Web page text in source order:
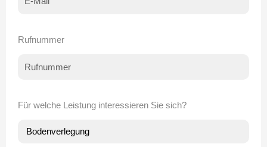
Rufnummer
Für welche Leistung interessieren Sie sich?